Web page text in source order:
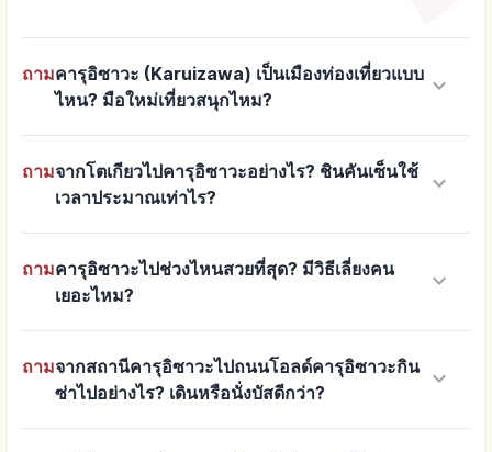
ถามคารุอิซาวะ (Karuizawa) เป็นเมืองท่องเที่ยวแบบ
ไหน? มือใหม่เที่ยวสนุกไหม?
keyboard_arrow_down
ถามจากโตเกียวไปคารุอิซาวะอย่างไร? ชินคันเซ็นใช้
เวลาประมาณเท่าไร?
keyboard_arrow_down
ถามคารุอิซาวะไปช่วงไหนสวยที่สุด? มีวิธีเลี่ยงคน
เยอะไหม?
keyboard_arrow_down
ถามจากสถานีคารุอิซาวะไปถนนโอลด์คารุอิซาวะกิน
ซ่าไปอย่างไร? เดินหรือนั่งบัสดีกว่า?
keyboard_arrow_down